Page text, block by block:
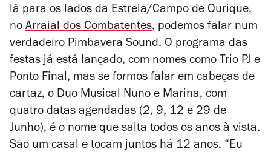
lá para os lados da Estrela/Campo de Ourique,
no Arraial dos Combatentes, podemos falar num
verdadeiro Pimbavera Sound. O programa das
festas já está lançado, com nomes como Trio PJ e
Ponto Final, mas se formos falar em cabeças de
cartaz, o Duo Musical Nuno e Marina, com
quatro datas agendadas (2, 9, 12 e 29 de
Junho), é o nome que salta todos os anos à vista.
São um casal e tocam juntos há 12 anos. “Eu